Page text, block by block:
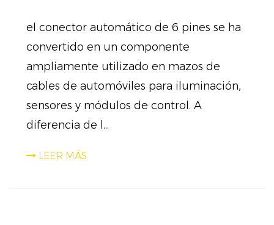
el conector automático de 6 pines se ha
convertido en un componente
ampliamente utilizado en mazos de
cables de automóviles para iluminación,
sensores y módulos de control. A
diferencia de l...
LEER MÁS